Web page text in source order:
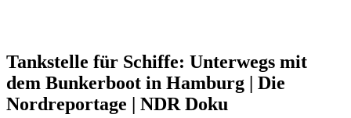
Tankstelle für Schiffe: Unterwegs mit
dem Bunkerboot in Hamburg | Die
Nordreportage | NDR Doku